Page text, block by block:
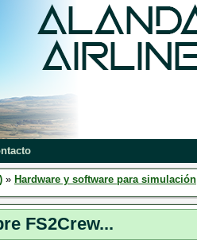
» Hardware y software para simulación
FS2Crew...